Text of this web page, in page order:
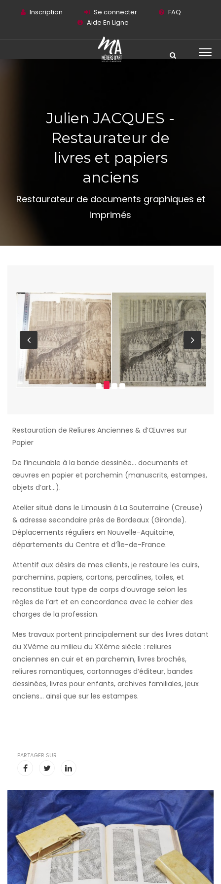
Inscription Se connecter
FAQ
Aide En Ligne
Julien JACQUES -
Restaurateur de
livres et papiers
anciens
Restaurateur de documents graphiques et
imprimés
Restauration de Reliures Anciennes & d’Œuvres sur
Papier
De l’incunable à la bande dessinée... documents et
œuvres en papier et parchemin (manuscrits, estampes,
objets d’art...).
Atelier situé dans le Limousin à La Souterraine (Creuse)
& adresse secondaire près de Bordeaux (Gironde).
Déplacements réguliers en Nouvelle-Aquitaine,
départements du Centre et d’Île-de-France.
Attentif aux désirs de mes clients, je restaure les cuirs,
parchemins, papiers, cartons, percalines, toiles, et
reconstitue tout type de corps d’ouvrage selon les
règles de l’art et en concordance avec le cahier des
charges de la profession.
Mes travaux portent principalement sur des livres datant
du XVème au milieu du XXème siècle : reliures
anciennes en cuir et en parchemin, livres brochés,
reliures romantiques, cartonnages d’éditeur, bandes
dessinées, livres pour enfants, archives familiales, jeux
anciens... ainsi que sur les estampes.
PARTAGER SUR